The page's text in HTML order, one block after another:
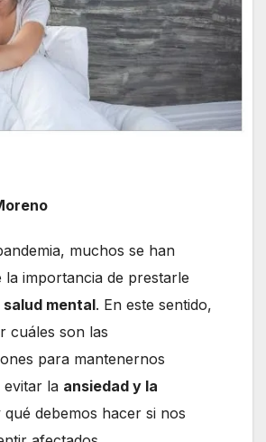
muchos se han
la importancia de prestarle
salud mental. En este sentido,
cuáles son las
para mantenernos
evitar la ansiedad y la
qué debemos hacer si nos